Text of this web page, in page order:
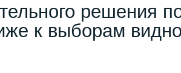
решения
к выборам видно